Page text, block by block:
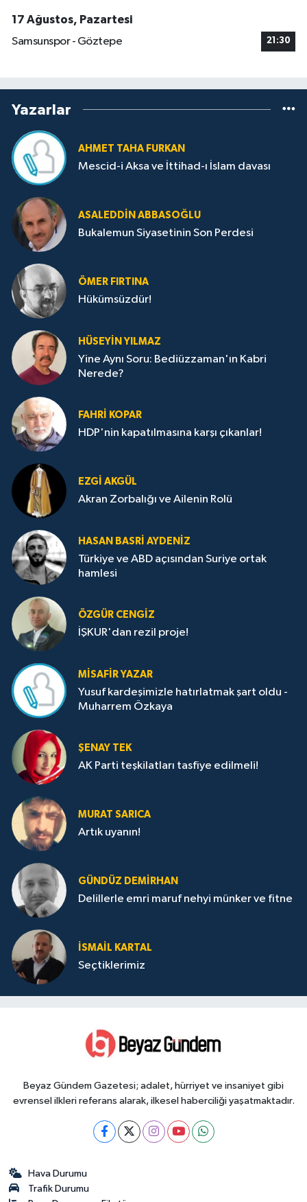
17 Ağustos, Pazartesi
Samsunspor - Göztepe
21:30
Yazarlar
AHMET TAHA FURKAN
Mescid-i Aksa ve İttihad-ı İslam davası
ASALEDDIN ABBASOĞLU
Bukalemun Siyasetinin Son Perdesi
ÖMER FIRTINA
Hükümsüzdür!
HÜSEYIN YILMAZ
Yine Aynı Soru: Bediüzzaman'ın Kabri
Nerede?
FAHRI KOPAR
HDP'nin kapatılmasına karşı çıkanlar!
EZGI AKGÜL
Akran Zorbalığı ve Ailenin Rolü
HASAN BASRI AYDENIZ
Türkiye ve ABD açısından Suriye ortak
hamlesi
ÖZGÜR CENGIZ
İŞKUR'dan rezil proje!
MISAFIR YAZAR
Yusuf kardeşimizle hatırlatmak şart oldu -
Muharrem Özkaya
ŞENAY TEK
AK Parti teşkilatları tasfiye edilmeli!
MURAT SARICA
Artık uyanın!
GÜNDÜZ DEMIRHAN
Delillerle emri maruf nehyi münker ve fitne
İSMAIL KARTAL
Seçtiklerimiz
Beyaz Gündem Gazetesi; adalet, hürriyet ve insaniyet gibi
evrensel ilkleri referans alarak, ilkesel haberciliği yaşatmaktadır.
Hava Durumu
Trafik Durumu